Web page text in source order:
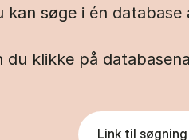
kan søge i én
du klikke på
Link til